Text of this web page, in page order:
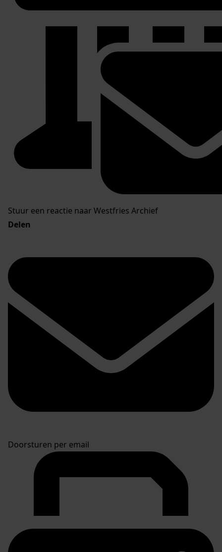
Stuur een reactie naar Westfries Archief
Delen
Doorsturen per email